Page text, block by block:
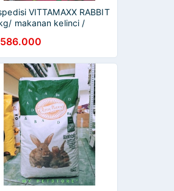
VITTAMAXX RABBIT
makanan kelinci /